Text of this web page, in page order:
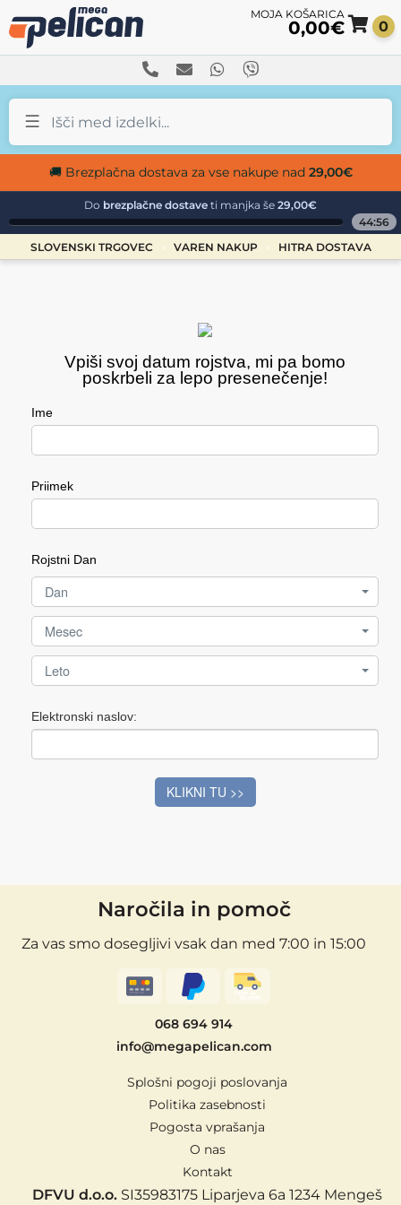
0
🚚 Brezplačna dostava za vse nakupe nad 29,00€
Do brezplačne dostave ti manjka še 29,00€
44:56
SLOVENSKI TRGOVEC
VAREN NAKUP HITRA DOSTAVA
to
to
0,00€
Vpiši svoj datum rojstva, mi pa bomo
poskrbeli za lepo presenečenje!
Ime
Priimek
Rojstni Dan
Dan
Mesec
Leto
Elektronski naslov:
KLIKNI TU >>
Naročila in pomoč
Za vas smo dosegljivi vsak dan med 7:00 in 15:00
068 694 914
info@megapelican.com
Splošni pogoji poslovanja
Politika zasebnosti
Pogosta vprašanja
O nas
Kontakt
DFVU d.o.o. SI35983175 Liparjeva 6a 1234 Mengeš